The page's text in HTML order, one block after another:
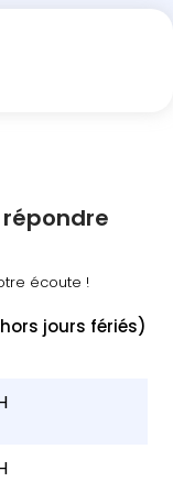
répondre
écoute !
jours fériés)